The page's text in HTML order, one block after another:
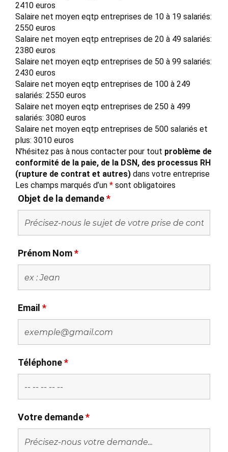
2410 euros
Salaire net moyen eqtp entreprises de 10 à 19 salariés:
2550 euros
Salaire net moyen eqtp entreprises de 20 à 49 salariés:
2380 euros
Salaire net moyen eqtp entreprises de 50 à 99 salariés:
2430 euros
Salaire net moyen eqtp entreprises de 100 à 249
salariés: 2550 euros
Salaire net moyen eqtp entreprises de 250 à 499
salariés: 3080 euros
Salaire net moyen eqtp entreprises de 500 salariés et
plus: 3010 euros
N'hésitez pas à nous contacter pour tout problème de
conformité de la paie, de la DSN, des processus RH
(rupture de contrat et autres) dans votre entreprise
Les champs marqués d’un * sont obligatoires
Objet de la demande*
Prénom Nom*
Email *
Téléphone*
Votre demande*